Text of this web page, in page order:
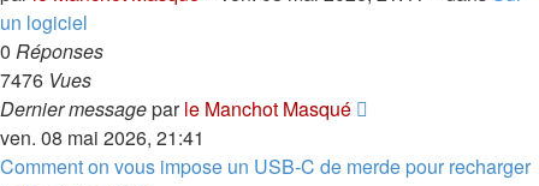
un logiciel
0 Réponses
7476 Vues
Dernier messageparle Manchot Masqué
ven. 08 mai 2026, 21:41
Comment on vous impose un USB-C de merde pour recharger